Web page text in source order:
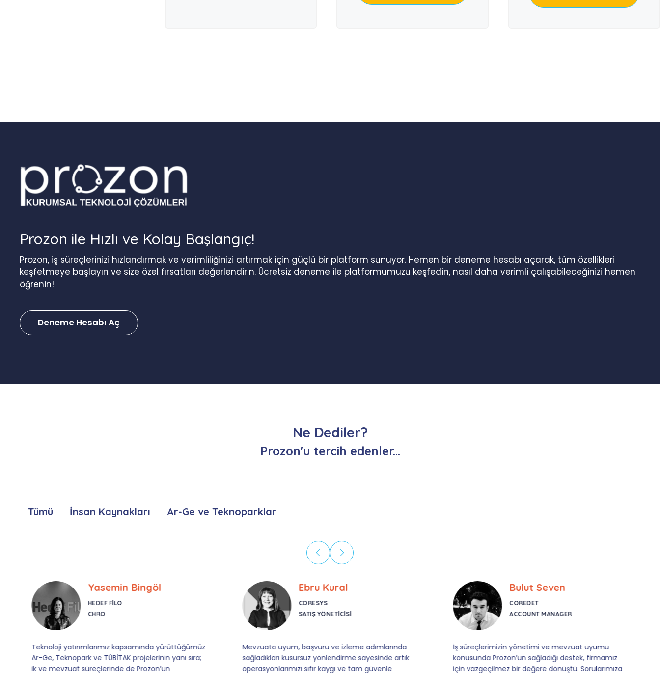
Prozon ile Hızlı ve Kolay Başlangıç!
Prozon, iş süreçlerinizi hızlandırmak ve verimliliğinizi artırmak için güçlü bir platform sunuyor. Hemen bir deneme hesabı açarak, tüm özellikleri
keşfetmeye başlayın ve size özel fırsatları değerlendirin. Ücretsiz deneme ile platformumuzu keşfedin, nasıl daha verimli çalışabileceğinizi hemen
öğrenin!
Deneme Hesabı Aç
Ne Dediler?
Prozon'u tercih edenler...
Tümü İnsan Kaynakları Ar-Ge ve Teknoparklar
Yasemin Bingöl
HEDEF FILO
CHRO
Teknoloji yatırımlarımız kapsamında yürüttüğümüz
Ar-Ge, Teknopark ve TÜBİTAK projelerinin yanı sıra;
ik ve mevzuat süreçlerinde de Prozon’un
Ebru Kural
CORESYS
SATIŞ YÖNETICISI
Mevzuata uyum, başvuru ve izleme adımlarında
sağladıkları kusursuz yönlendirme sayesinde artık
operasyonlarımızı sıfır kaygı ve tam güvenle
Bulut Seven
COREDET
ACCOUNT MANAGER
İş süreçlerimizin yönetimi ve mevzuat uyumu
konusunda Prozon’un sağladığı destek, firmamız
için vazgeçilmez bir değere dönüştü. Sorularımıza